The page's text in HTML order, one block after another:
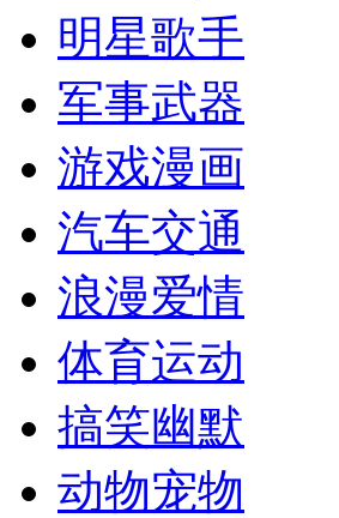
明星歌手
军事武器
游戏漫画
汽车交通
浪漫爱情
体育运动
搞笑幽默
动物宠物